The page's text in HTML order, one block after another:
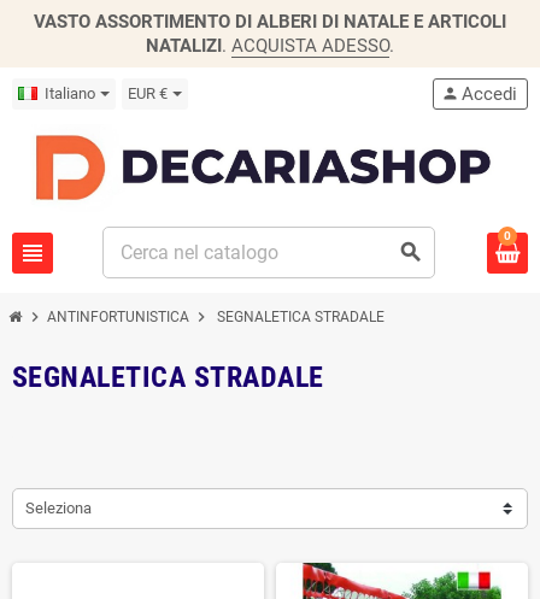
VASTO ASSORTIMENTO DI ALBERI DI NATALE E ARTICOLI
NATALIZI. ACQUISTA ADESSO.
Italiano EUR €
view_headline search
person Accedi
0
chevron_right ANTINFORTUNISTICA chevron_right SEGNALETICA STRADALE
SEGNALETICA STRADALE
Seleziona